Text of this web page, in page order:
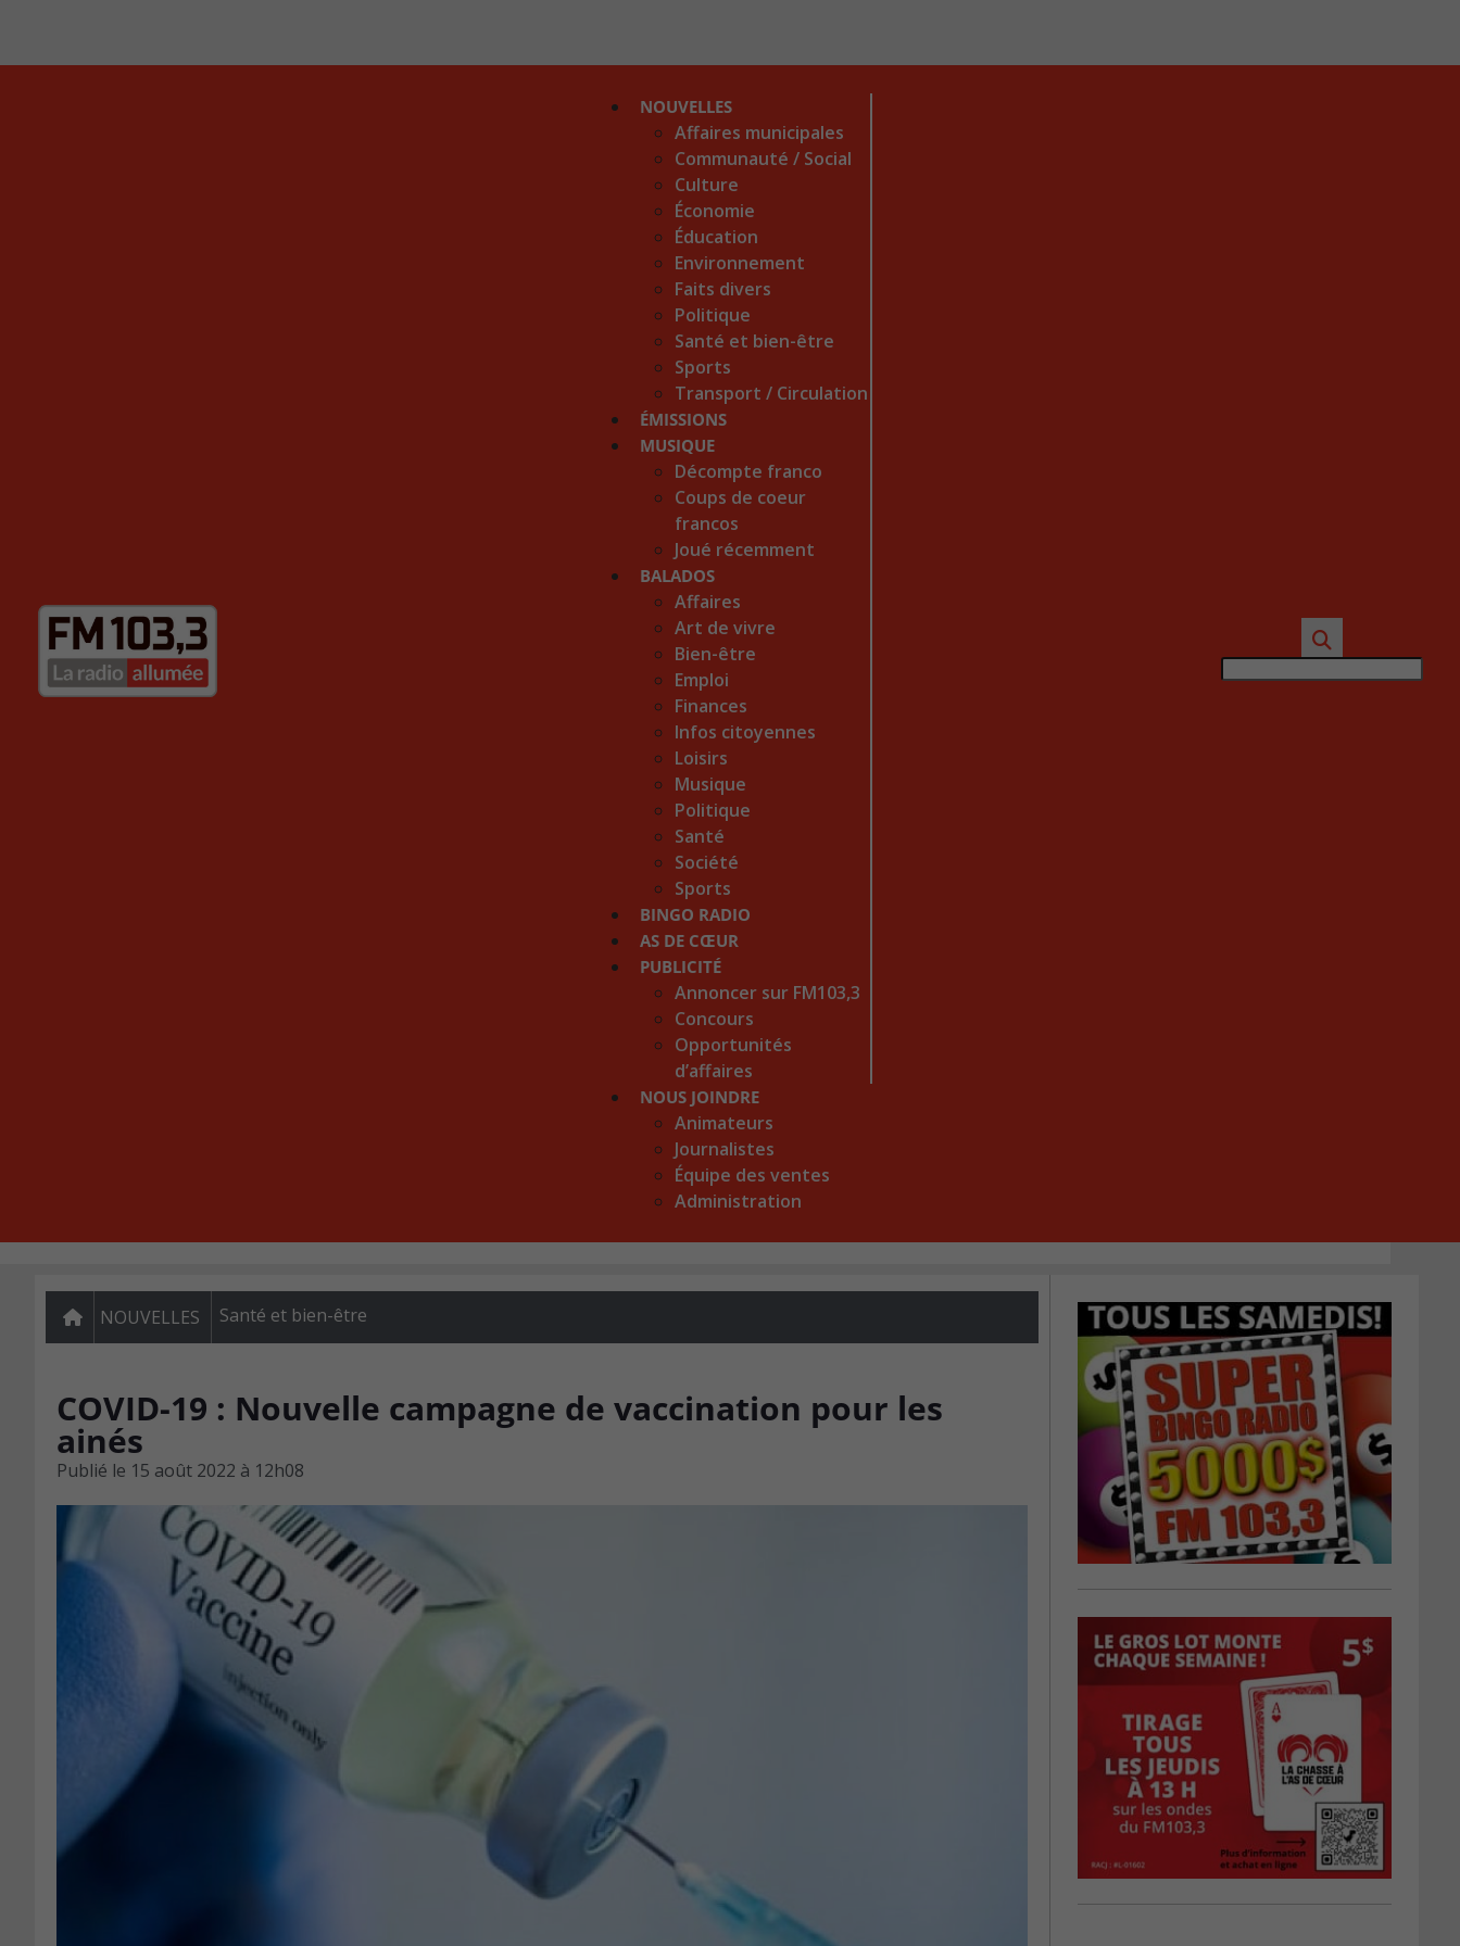
NOUVELLES
Affaires municipales
Communauté / Social
Culture
Économie
Éducation
Environnement
Faits divers
Politique
Santé et bien-être
Sports
Transport / Circulation
ÉMISSIONS
MUSIQUE
Décompte franco
Coups de coeur
francos
Joué récemment
BALADOS
Affaires
Art de vivre
Bien-être
Emploi
Finances
Infos citoyennes
Loisirs
Musique
Politique
Santé
Société
Sports
BINGO RADIO
AS DE CŒUR
PUBLICITÉ
Annoncer sur FM103,3
Concours
Opportunités
d’affaires
NOUS JOINDRE
Animateurs
Journalistes
Équipe des ventes
Administration
NOUVELLES Santé et bien-être
COVID-19 : Nouvelle campagne de vaccination pour les
ainés
Publié le 15 août 2022 à 12h08